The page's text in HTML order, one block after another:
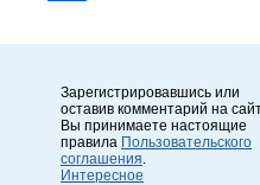
Зарегистрировавшись или
оставив комментарий на
Вы принимаете настоящие
правила Пользовательского
соглашения
Интересное